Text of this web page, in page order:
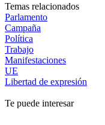
Temas relacionados
Parlamento
Campaña
Política
Trabajo
Manifestaciones
UE
Libertad de expresión
Te puede interesar